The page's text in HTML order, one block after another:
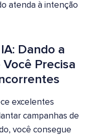
atenda à intenção
Dando a
Precisa
excelentes
campanhas de
você consegue